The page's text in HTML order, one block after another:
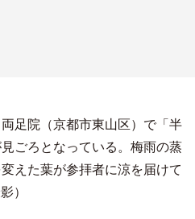
足院（京都市東山区）で「半
ごろとなっている。梅雨の蒸
えた葉が参拝者に涼を届けて
）